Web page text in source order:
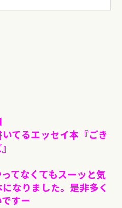
てるエッセイ本『ごき
てなくてもスーッと気
なりました。 是非多く
すー